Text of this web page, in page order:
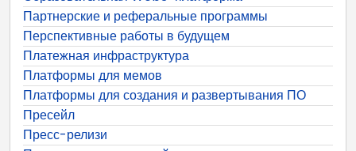
Партнерские и реферальные программы
Перспективные работы в будущем
Платежная инфраструктура
Платформы для мемов
Платформы для создания и развертывания ПО
Пресейл
Пресс-релизи